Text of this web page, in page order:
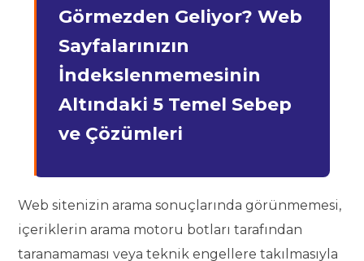
Görmezden Geliyor? Web
Sayfalarınızın
İndekslenmemesinin
Altındaki 5 Temel Sebep
ve Çözümleri
Web sitenizin arama sonuçlarında görünmemesi,
içeriklerin arama motoru botları tarafından
taranamaması veya teknik engellere takılmasıyla